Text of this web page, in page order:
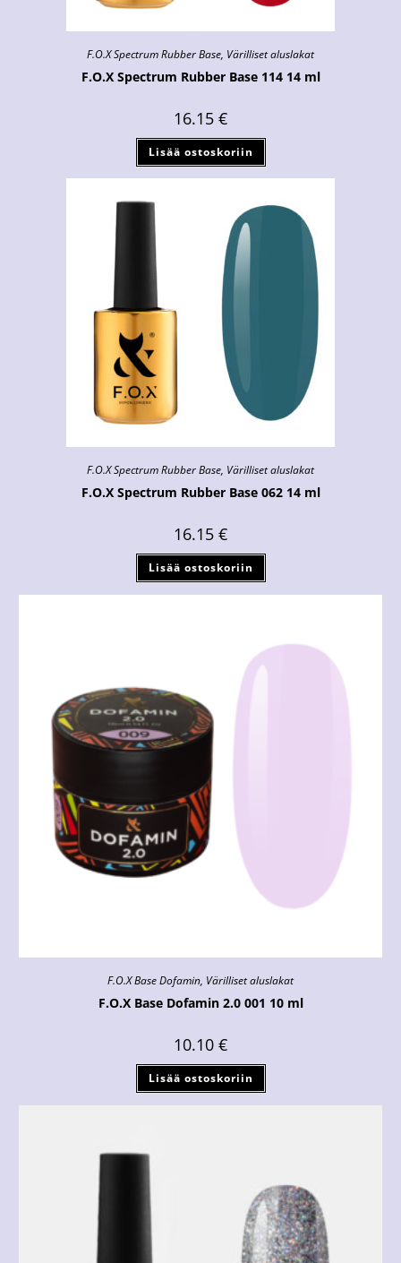
F.O.X Spectrum Rubber Base, Värilliset aluslakat
F.O.X Spectrum Rubber Base 114 14 ml
16.15 €
Lisää ostoskoriin
F.O.X Spectrum Rubber Base, Värilliset aluslakat
F.O.X Spectrum Rubber Base 062 14 ml
16.15 €
Lisää ostoskoriin
F.O.X Base Dofamin, Värilliset aluslakat
F.O.X Base Dofamin 2.0 001 10 ml
10.10 €
Lisää ostoskoriin